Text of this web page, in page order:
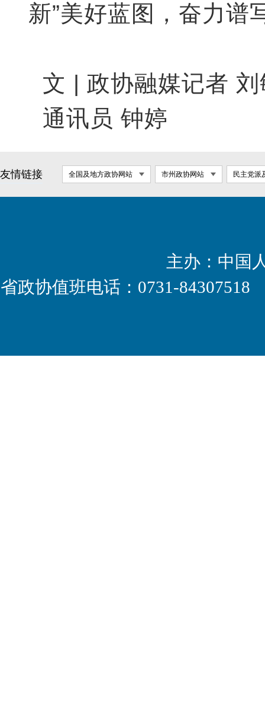
新”美好蓝图，奋力谱
文 | 政协融媒记者
通讯员 钟婷
友情链接 全国及地方政协网站 市州政协网站 民主党派
主办：中国
省政协值班电话：0731-